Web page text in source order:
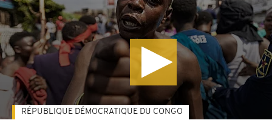
RÉPUBLIQUE DÉMOCRATIQUE DU CONGO